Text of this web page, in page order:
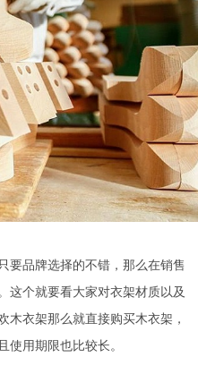
要品牌选择的不错，那么在销售
这个就要看大家对衣架材质以及
木衣架那么就直接购买木衣架，
使用期限也比较长。